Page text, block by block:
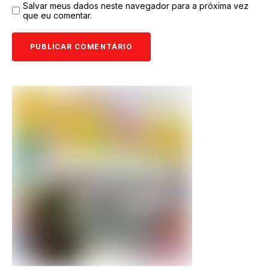
Salvar meus dados neste navegador para a próxima vez
que eu comentar.